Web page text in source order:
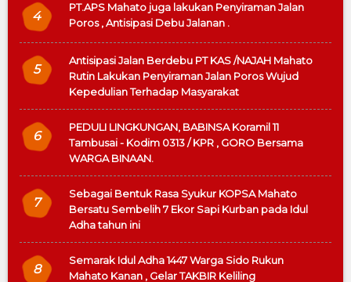
4
PT.APS Mahato juga lakukan Penyiraman Jalan
Poros , Antisipasi Debu Jalanan .
5
Antisipasi Jalan Berdebu PT KAS /NAJAH Mahato
Rutin Lakukan Penyiraman Jalan Poros Wujud
Kepedulian Terhadap Masyarakat
6
PEDULI LINGKUNGAN, BABINSA Koramil 11
Tambusai - Kodim 0313 / KPR , GORO Bersama
WARGA BINAAN.
7
Sebagai Bentuk Rasa Syukur KOPSA Mahato
Bersatu Sembelih 7 Ekor Sapi Kurban pada Idul
Adha tahun ini
8
Semarak Idul Adha 1447 Warga Sido Rukun
Mahato Kanan , Gelar TAKBIR Keliling